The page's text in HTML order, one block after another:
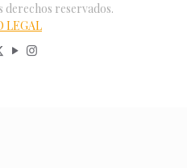
derechos reservados.
LEGAL